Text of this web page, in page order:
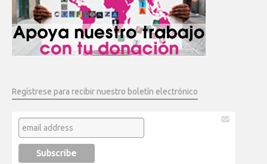
Regístrese para recibir nuestro boletín electrónico